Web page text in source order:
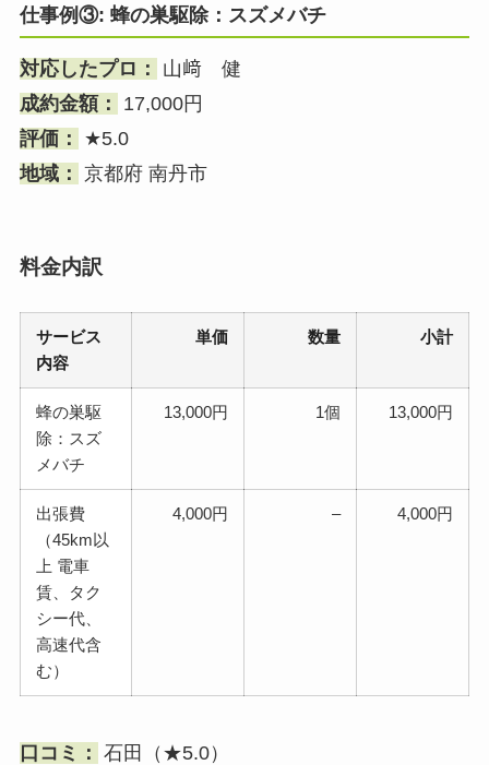
仕事例③: 蜂の巣駆除：スズメバチ
対応したプロ：
山﨑 健
成約金額：
17,000円
評価：
★5.0
地域： 京都府 南丹市
料金内訳
サービス
内容
単価 数量 小計
蜂の巣駆
除：スズ
メバチ
13,000円 1個 13,000円
出張費
（45km以
上 電車
賃、タク
シー代、
高速代含
む）
4,000円 – 4,000円
口コミ： 石田（★5.0）